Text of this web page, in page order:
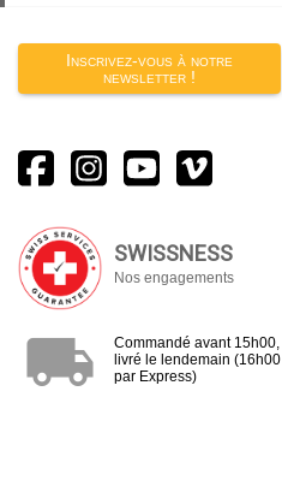
Inscrivez-vous à notre
newsletter !
SWISSNESS
Nos engagements
local_shipping
Commandé avant 15h00,
livré le lendemain (16h00
par Express)